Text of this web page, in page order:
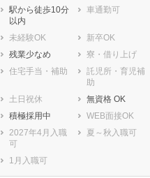
に増加傾向の「介護施設」求
人をご紹介！
駅から徒歩10分
以内
車通勤可
未経験OK
新卒OK
残業少なめ
寮・借り上げ
住宅手当・補助
託児所・育児補
助
土日祝休
無資格 OK
積極採用中
WEB面接OK
2027年4月入職
可
夏～秋入職可
1月入職可